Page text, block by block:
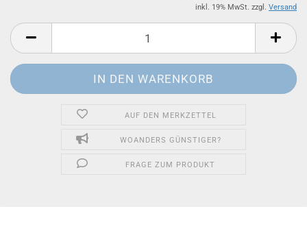
inkl. 19% MwSt. zzgl. Versand
AUF DEN MERKZETTEL
WOANDERS GÜNSTIGER?
FRAGE ZUM PRODUKT